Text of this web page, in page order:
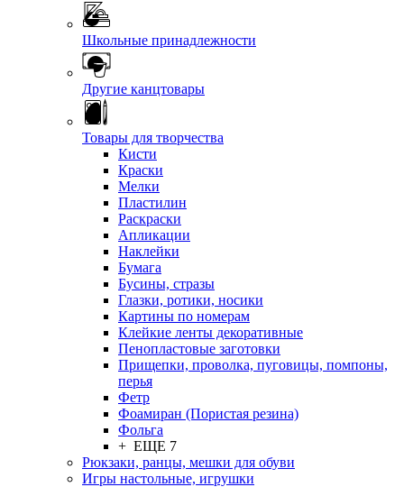
Школьные принадлежности
Другие канцтовары
Товары для творчества
Кисти
Краски
Мелки
Пластилин
Раскраски
Апликации
Наклейки
Бумага
Бусины, стразы
Глазки, ротики, носики
Картины по номерам
Клейкие ленты декоративные
Пенопластовые заготовки
Прищепки, проволка, пуговицы, помпоны,
перья
Фетр
Фоамиран (Пористая резина)
Фольга
+ ЕЩЕ 7
Рюкзаки, ранцы, мешки для обуви
Игры настольные, игрушки